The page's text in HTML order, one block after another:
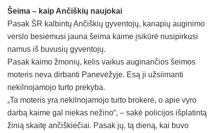
Šeima – kaip Ančiškių naujokai
Pasak ŠR kalbintų Ančiškių gyventojų, kanapių auginimo
verslo besiėmusi jauna šeima kaime įsikūrė nusipirkusi
namus iš buvusių gyventojų.
Pasak kaimo žmonių, kelis vaikus auginančios šeimos
moteris neva dirbanti Panevėžyje. Esą ji užsiimanti
nekilnojamojo turto prekyba.
„Ta moteris yra nekilnojamojo turto brokerė, o apie vyro
darbą kaime gal niekas nežino“, – sakė policijos išplatintą
žinią skaitę ančiškiečiai. Pasak jų, tą dieną, kai buvo